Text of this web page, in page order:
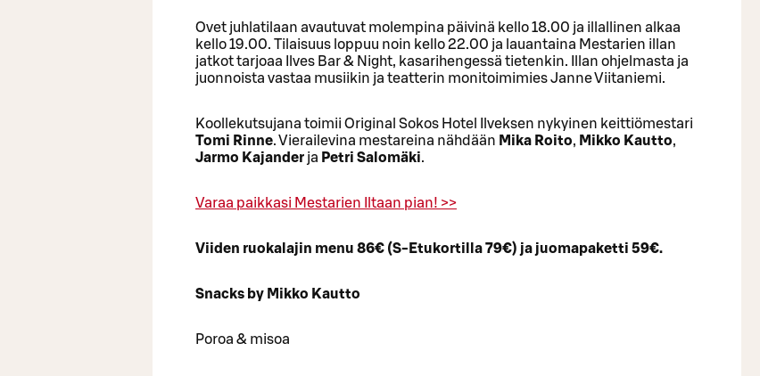
Ovet juhlatilaan avautuvat molempina päivinä kello 18.00 ja illallinen alkaa
kello 19.00. Tilaisuus loppuu noin kello 22.00 ja lauantaina Mestarien illan
jatkot tarjoaa Ilves Bar & Night, kasarihengessä tietenkin. Illan ohjelmasta ja
juonnoista vastaa musiikin ja teatterin monitoimimies Janne Viitaniemi.
Koollekutsujana toimii Original Sokos Hotel Ilveksen nykyinen keittiömestari
Tomi Rinne. Vierailevina mestareina nähdään Mika Roito, Mikko Kautto,
Jarmo Kajander ja Petri Salomäki.
Varaa paikkasi Mestarien Iltaan pian! >>
Viiden ruokalajin menu 86€ (S-Etukortilla 79€) ja juomapaketti 59€.
Snacks by Mikko Kautto
Poroa & misoa